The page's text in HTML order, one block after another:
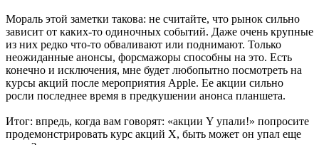
Мораль этой заметки такова: не считайте, что рынок сильно
зависит от каких-то одиночных событий. Даже очень крупные
из них редко что-то обваливают или поднимают. Только
неожиданные анонсы, форсмажоры способны на это. Есть
конечно и исключения, мне будет любопытно посмотреть на
курсы акций после мероприятия Apple. Ее акции сильно
росли последнее время в предкушении анонса планшета.
Итог: впредь, когда вам говорят: «акции Y упали!» попросите
продемонстрировать курс акций X, быть может он упал еще